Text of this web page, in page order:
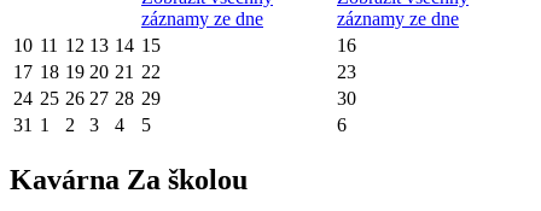
záznamy ze dne
záznamy ze dne
10 11 12 13 14 15
16
17 18 19 20 21 22
23
24 25 26 27 28 29
30
31 1 2 3 4 5 6
Kavárna Za školou